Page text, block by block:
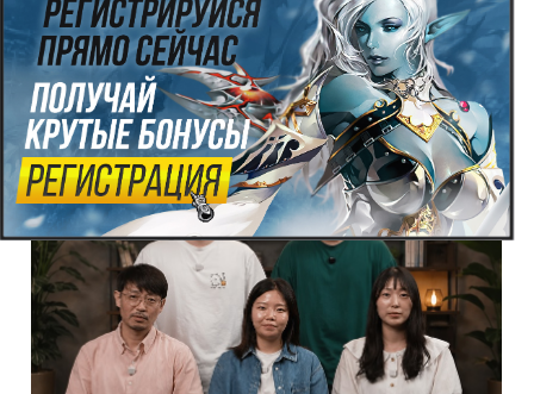
На YouTube появился ностальгический видеоролик под
названием «Помнишь свой первый день в Lineage 2?». В нём
автор вспоминает своё первое знакомство с игрой,
которое ...